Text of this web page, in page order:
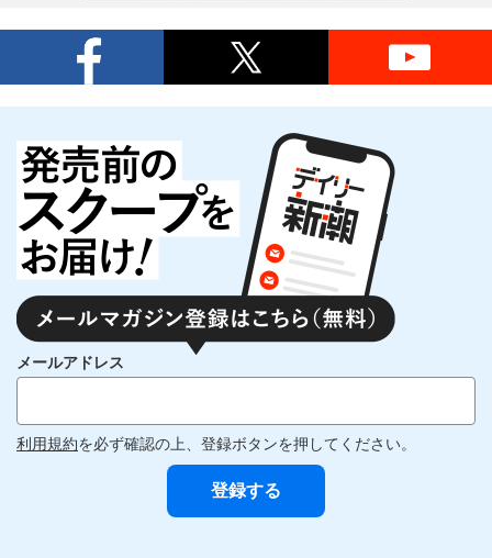
メールアドレス
利用規約を必ず確認の上、登録ボタンを押してください。